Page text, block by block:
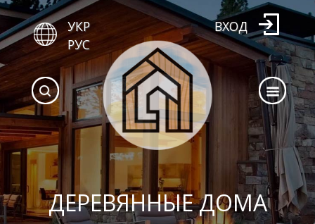
ДЕРЕВЯННЫЕ ДОМА
УКР
РУС
ВХОД